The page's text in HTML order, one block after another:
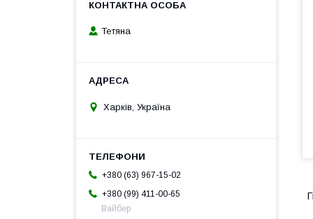
Тетяна
Харків, Україна
+380 (63) 967-15-02
+380 (99) 411-00-65
Вайбер